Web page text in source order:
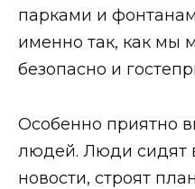
парками и
именно так, как мы
безопасно и
Особенно приятно
людей. Люди сидят
новости, строят